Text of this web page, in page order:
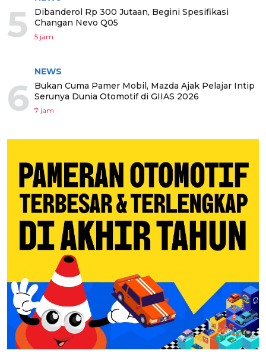
5
Dibanderol Rp 300 Jutaan, Begini Spesifikasi
Changan Nevo Q05
5 jam
6
NEWS
Bukan Cuma Pamer Mobil, Mazda Ajak Pelajar Intip
Serunya Dunia Otomotif di GIIAS 2026
7 jam